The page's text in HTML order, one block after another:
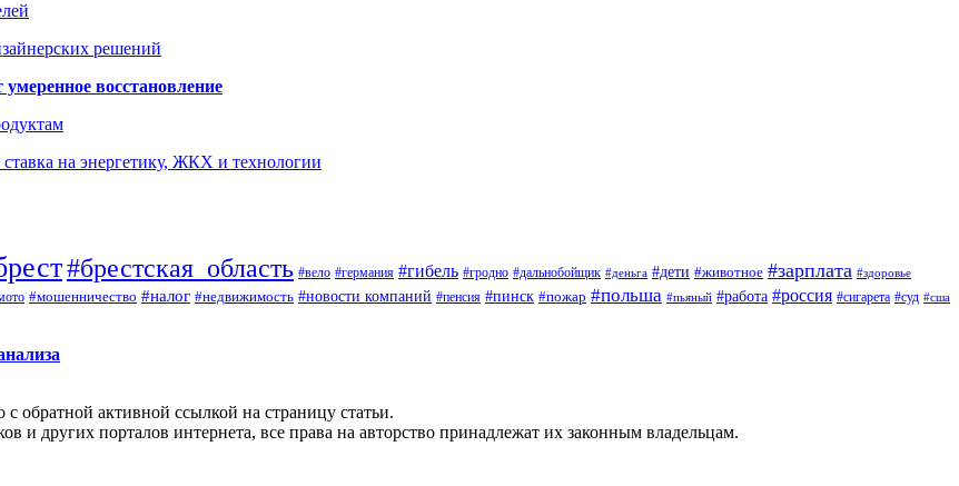
решений
восстановление
на энергетику, ЖКХ и технологии
#брестская_область #вело #германия #гибель #гродно #дальнобойщик #деньга #дети #животное #зарплата #здоровье
#мошенничество #налог #недвижимость #новости компаний #пенсия #пинск #пожар #польша #пьяный #работа #россия #сигарета #суд #сша
обратной активной ссылкой на страницу статьи.
и других порталов интернета, все права на авторство принадлежат их законным владельцам.